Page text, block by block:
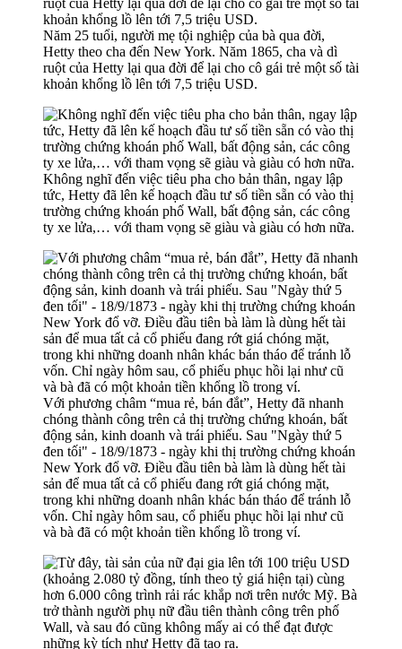
Năm 25 tuổi, người mẹ tội nghiệp của bà qua đời,
Hetty theo cha đến New York. Năm 1865, cha và dì
ruột của Hetty lại qua đời để lại cho cô gái trẻ một số tài
khoản khổng lồ lên tới 7,5 triệu USD.
Không nghĩ đến việc tiêu pha cho bản thân, ngay lập
tức, Hetty đã lên kế hoạch đầu tư số tiền sẵn có vào thị
trường chứng khoán phố Wall, bất động sản, các công
ty xe lửa,… với tham vọng sẽ giàu và giàu có hơn nữa.
Với phương châm “mua rẻ, bán đắt”, Hetty đã nhanh
chóng thành công trên cả thị trường chứng khoán, bất
động sản, kinh doanh và trái phiếu. Sau "Ngày thứ 5
đen tối" - 18/9/1873 - ngày khi thị trường chứng khoán
New York đổ vỡ. Điều đầu tiên bà làm là dùng hết tài
sản để mua tất cả cổ phiếu đang rớt giá chóng mặt,
trong khi những doanh nhân khác bán tháo để tránh lỗ
vốn. Chỉ ngày hôm sau, cổ phiếu phục hồi lại như cũ
và bà đã có một khoản tiền khổng lồ trong ví.